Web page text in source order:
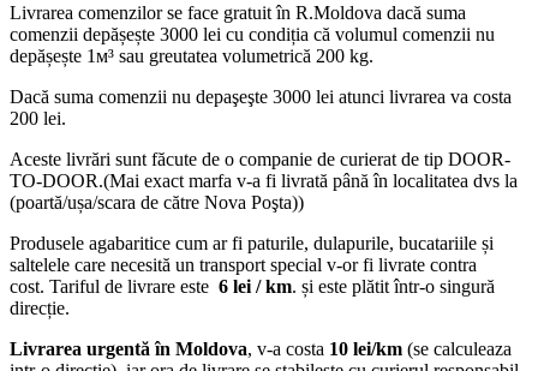
Livrarea comenzilor se face gratuit în R.Moldova dacă suma
comenzii depășește 3000 lei cu condiția că volumul comenzii nu
depășește 1м³ sau greutatea volumetrică 200 kg.
Dacă suma comenzii nu depaşeşte 3000 lei atunci livrarea va costa
200 lei.
Aceste livrări sunt făcute de o companie de curierat de tip DOOR-
TO-DOOR.(Mai exact marfa v-a fi livrată până în localitatea dvs la
(poartă/ușa/scara de către Nova Poşta))
Produsele agabaritice cum ar fi paturile, dulapurile, bucatariile și
saltelele care necesită un transport special v-or fi livrate contra
cost. Tariful de livrare este 6 lei / km. și este plătit într-o singură
direcție.
Livrarea urgentă în Moldova, v-a costa 10 lei/km (se calculeaza